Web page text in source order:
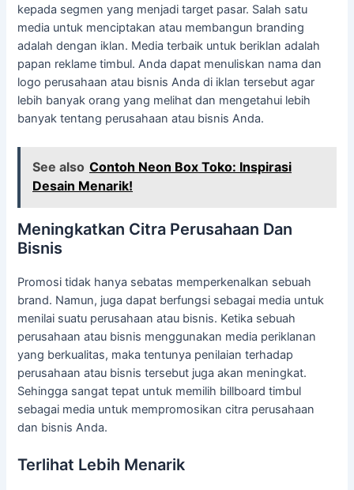
kepada segmen yang menjadi target pasar. Salah satu
media untuk menciptakan atau membangun branding
adalah dengan iklan. Media terbaik untuk beriklan adalah
papan reklame timbul. Anda dapat menuliskan nama dan
logo perusahaan atau bisnis Anda di iklan tersebut agar
lebih banyak orang yang melihat dan mengetahui lebih
banyak tentang perusahaan atau bisnis Anda.
See also Contoh Neon Box Toko: Inspirasi
Desain Menarik!
Meningkatkan Citra Perusahaan Dan
Bisnis
Promosi tidak hanya sebatas memperkenalkan sebuah
brand. Namun, juga dapat berfungsi sebagai media untuk
menilai suatu perusahaan atau bisnis. Ketika sebuah
perusahaan atau bisnis menggunakan media periklanan
yang berkualitas, maka tentunya penilaian terhadap
perusahaan atau bisnis tersebut juga akan meningkat.
Sehingga sangat tepat untuk memilih billboard timbul
sebagai media untuk mempromosikan citra perusahaan
dan bisnis Anda.
Terlihat Lebih Menarik